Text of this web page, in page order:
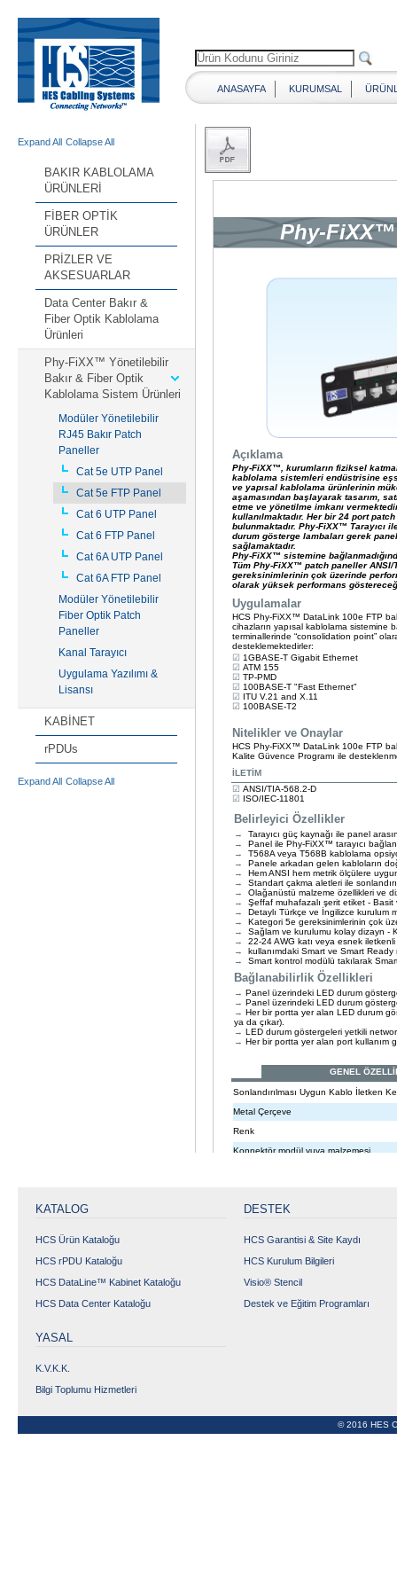
ANASAYFA KURUMSAL
Expand All Collapse All
BAKIR KABLOLAMA
ÜRÜNLERİ
FİBER OPTİK
ÜRÜNLER
PRİZLER VE
AKSESUARLAR
Data Center Bakır &
Fiber Optik Kablolama
Ürünleri
Phy-FiXX™ Yönetilebilir
Bakır & Fiber Optik
Kablolama Sistem Ürünleri
Modüler Yönetilebilir
RJ45 Bakır Patch
Paneller
Cat 5e UTP Panel
Cat 5e FTP Panel
Cat 6 UTP Panel
Cat 6 FTP Panel
Cat 6A UTP Panel
Cat 6A FTP Panel
Modüler Yönetilebilir
Fiber Optik Patch
Paneller
Kanal Tarayıcı
Uygulama Yazılımı &
Lisansı
KABİNET
rPDUs
Expand All Collapse All
KATALOG
HCS Ürün Kataloğu
HCS rPDU Kataloğu
HCS DataLine™ Kabinet Kataloğu
HCS Data Center Kataloğu
YASAL
K.V.K.K.
Bilgi Toplumu Hizmetleri
DESTEK
HCS Garantisi & Site Kaydı
HCS Kurulum Bilgileri
Visio® Stencil
Destek ve Eğitim Programları
© 2016 HES